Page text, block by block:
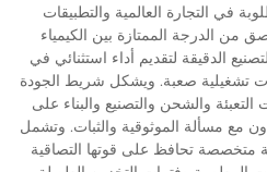
في التجارة العالمية والتطبيقات
من الدرجة الممتازة بين الكيمياء
الدقيقة لتقديم أداء استثنائي في
تشغيلية صعبة. ويشكل شريط الجودة
والشحن والتصنيع والبناء على
مع مسألة الموثوقية والثبات. وتشمل
متخصصة تحافظ على قوتها التصاقية